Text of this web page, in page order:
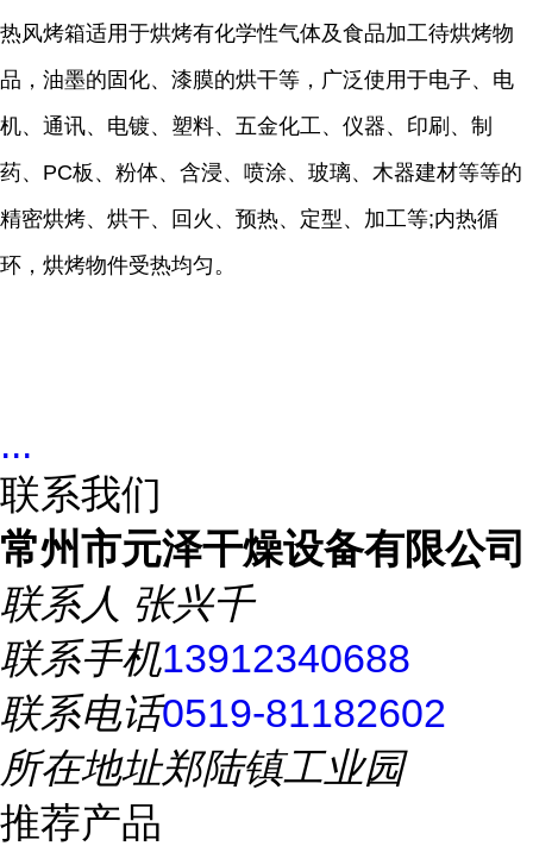
热风烤箱适用于烘烤有化学性气体及食品加工待烘烤物
品，油墨的固化、漆膜的烘干等，广泛使用于电子、电
机、通讯、电镀、塑料、五金化工、仪器、印刷、制
药、PC板、粉体、含浸、喷涂、玻璃、木器建材等等的
精密烘烤、烘干、回火、预热、定型、加工等;内热循
环，烘烤物件受热均匀。
...
联系我们
常州市元泽干燥设备有限公司
联系人 张兴千
联系手机13912340688
联系电话0519-81182602
所在地址郑陆镇工业园
推荐产品